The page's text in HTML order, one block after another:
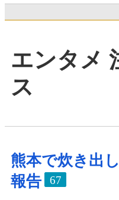
エンタメ
ス
熊本で炊き出
報告
67